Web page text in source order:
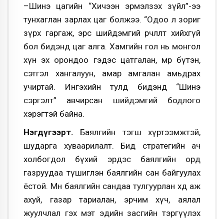
–Шинэ цагийн “Хичээн эрмэлзэх зүйл”-ээ
тунхаглан зарлах цаг болжээ. “Одоо л зориг
зүрх гаргаж, эрс шийдэмгий өөрчлөлт хийхгүй
бол бидэнд цаг алга. Хамгийн гол нь монгол
хүн эх орондоо гэдэс цатгалан, мөр бүтэн,
сэтгэл хангалуун, амар амгалан амьдрах
учиртай. Ингэхийн тулд бидэнд “Шинэ
сэргэлт” авчирсан шийдэмгий бодлого
хэрэгтэй байна.
Нэгдүгээрт. Баялгийн тэгш хүртээмжтэй,
шударга хуваарилалт. Бид стратегийн ач
холбогдол бүхий эрдэс баялгийн орд
газруудаа түшиглэн баялгийн сан байгуулах
ёстой. Мөн баялгийн сандаа тулгуурлан хөдөө аж
ахуй, газар тариалан, эрчим хүч, аялал
жуулчлал гэх мэт эдийн засгийн тэргүүлэх